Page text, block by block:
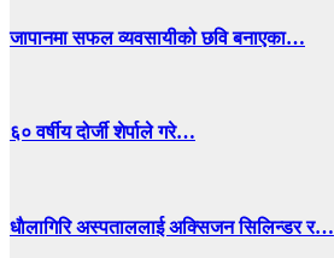
जापानमा सफल व्यवसायीको छवि बनाएका…
६० वर्षीय दोर्जी शेर्पाले गरे…
धाैलागिरि अस्पताललाई अक्सिजन सिलिन्डर र…